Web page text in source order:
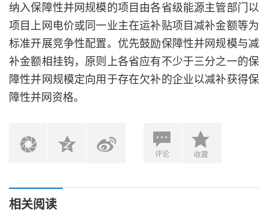
纳入保障性并网规模的项目由各省级能源主管部门以
项目上网电价或同一业主在运补贴项目减补金额等为
标准开展竞争性配置。优先鼓励保障性并网规模与减
补金额相挂钩，原则上各省应有不少于三分之一的保
障性并网规模定向用于存在欠补的企业以减补获得保
障性并网资格。
评论 收藏
相关阅读